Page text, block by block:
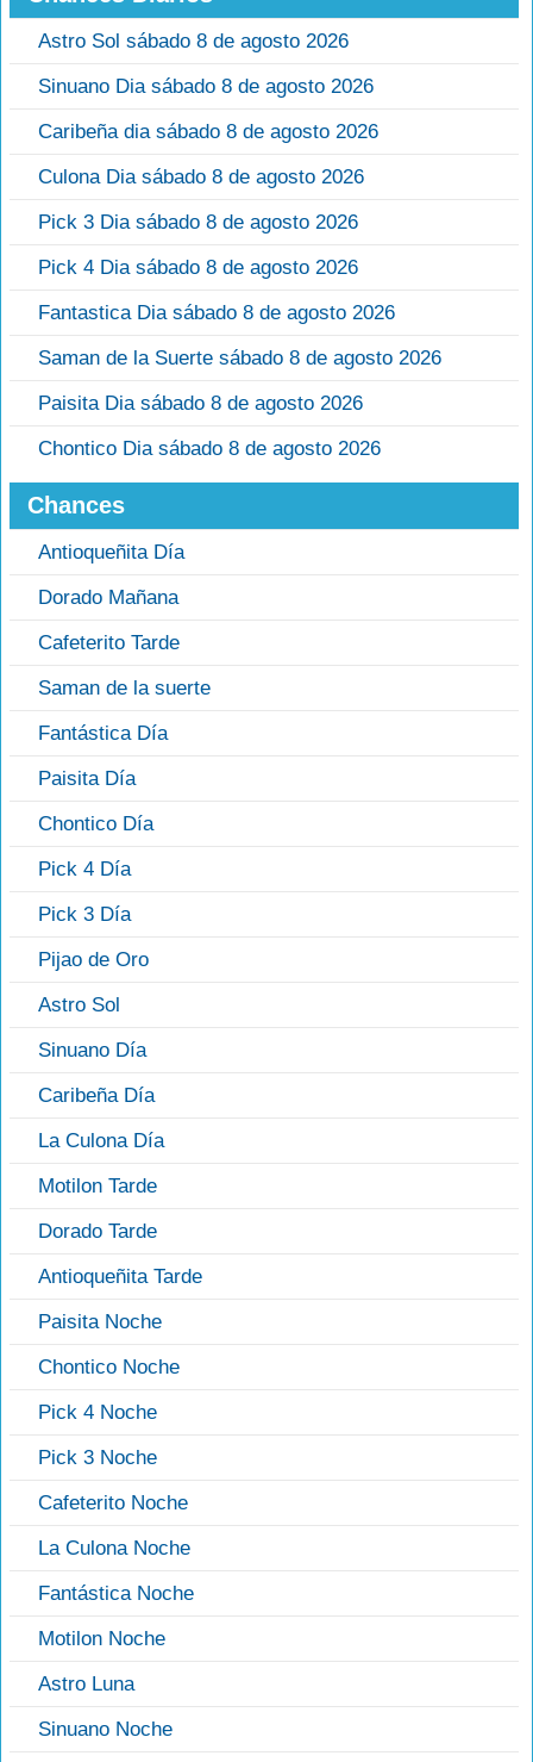
Astro Sol sábado 8 de agosto 2026
Sinuano Dia sábado 8 de agosto 2026
Caribeña dia sábado 8 de agosto 2026
Culona Dia sábado 8 de agosto 2026
Pick 3 Dia sábado 8 de agosto 2026
Pick 4 Dia sábado 8 de agosto 2026
Fantastica Dia sábado 8 de agosto 2026
Saman de la Suerte sábado 8 de agosto 2026
Paisita Dia sábado 8 de agosto 2026
Chontico Dia sábado 8 de agosto 2026
Chances
Antioqueñita Día
Dorado Mañana
Cafeterito Tarde
Saman de la suerte
Fantástica Día
Paisita Día
Chontico Día
Pick 4 Día
Pick 3 Día
Pijao de Oro
Astro Sol
Sinuano Día
Caribeña Día
La Culona Día
Motilon Tarde
Dorado Tarde
Antioqueñita Tarde
Paisita Noche
Chontico Noche
Pick 4 Noche
Pick 3 Noche
Cafeterito Noche
La Culona Noche
Fantástica Noche
Motilon Noche
Astro Luna
Sinuano Noche